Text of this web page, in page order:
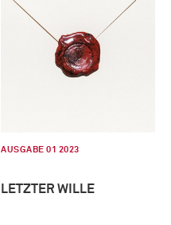
AUSGABE 01 2023
LETZTER WILLE